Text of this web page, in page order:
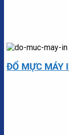
ĐỔ MỰC MÁY